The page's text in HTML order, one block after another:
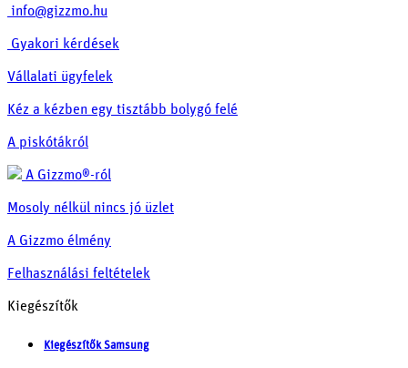
info@gizzmo.hu
Gyakori kérdések
Vállalati ügyfelek
Kéz a kézben egy tisztább bolygó felé
A piskótákról
A Gizzmo®-ról
Mosoly nélkül nincs jó üzlet
A Gizzmo élmény
Felhasználási feltételek
Kiegészítők
Kiegészítők Samsung